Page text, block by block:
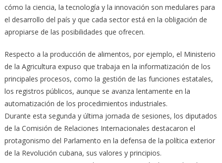
cómo la ciencia, la tecnología y la innovación son medulares para
el desarrollo del país y que cada sector está en la obligación de
apropiarse de las posibilidades que ofrecen.
Respecto a la producción de alimentos, por ejemplo, el Ministerio
de la Agricultura expuso que trabaja en la informatización de los
principales procesos, como la gestión de las funciones estatales,
los registros públicos, aunque se avanza lentamente en la
automatización de los procedimientos industriales.
Durante esta segunda y última jornada de sesiones, los diputados
de la Comisión de Relaciones Internacionales destacaron el
protagonismo del Parlamento en la defensa de la política exterior
de la Revolución cubana, sus valores y principios.